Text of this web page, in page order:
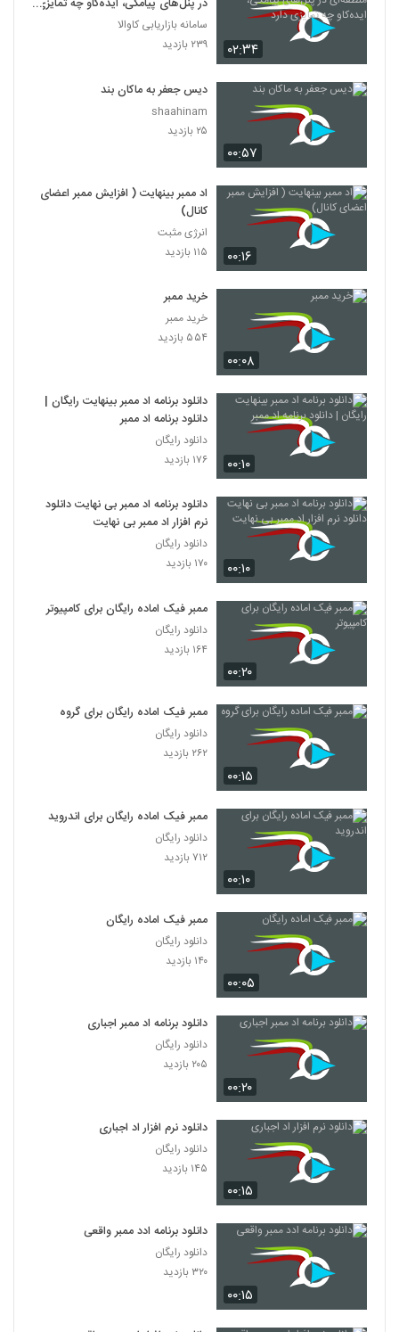
۰۲:۳۴
در پنل‌های پیامکی، ایده‌کاو چه تمایزی
دارد
سامانه بازاریابی کاوالا
۲۳۹ بازدید
۰۰:۵۷
دیس جعفر به ماکان بند
shaahinam
۲۵ بازدید
۰۰:۱۶
اد ممبر بینهایت ( افزایش ممبر اعضای
کانال)
انرژی مثبت
۱۱۵ بازدید
۰۰:۰۸
خرید ممبر
خرید ممبر
۵۵۴ بازدید
۰۰:۱۰
دانلود برنامه اد ممبر بینهایت رایگان |
دانلود برنامه اد ممبر
دانلود رایگان
۱۷۶ بازدید
۰۰:۱۰
دانلود برنامه اد ممبر بی نهایت دانلود
نرم افزار اد ممبر بی نهایت
دانلود رایگان
۱۷۰ بازدید
۰۰:۲۰
ممبر فیک اماده رایگان برای کامپیوتر
دانلود رایگان
۱۶۴ بازدید
۰۰:۱۵
ممبر فیک اماده رایگان برای گروه
دانلود رایگان
۲۶۲ بازدید
۰۰:۱۰
ممبر فیک اماده رایگان برای اندروید
دانلود رایگان
۷۱۲ بازدید
۰۰:۰۵
ممبر فیک اماده رایگان
دانلود رایگان
۱۴۰ بازدید
۰۰:۲۰
دانلود برنامه اد ممبر اجباری
دانلود رایگان
۲۰۵ بازدید
۰۰:۱۵
دانلود نرم افزار اد اجباری
دانلود رایگان
۱۴۵ بازدید
۰۰:۱۵
دانلود برنامه ادد ممبر واقعی
دانلود رایگان
۳۲۰ بازدید